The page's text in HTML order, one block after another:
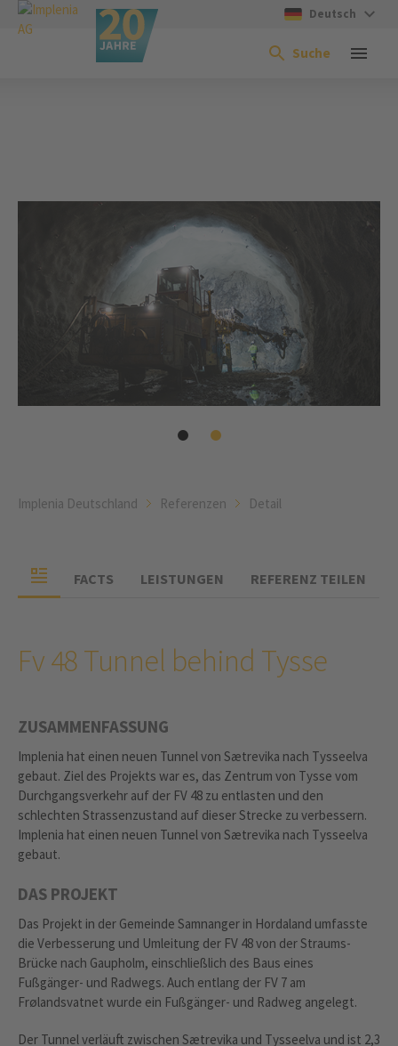
Deutsch
Suche
Implenia Deutschland Referenzen Detail
FACTS LEISTUNGEN REFERENZ TEILEN
Fv 48 Tunnel behind Tysse
ZUSAMMENFASSUNG
Implenia hat einen neuen Tunnel von Sætrevika nach Tysseelva
gebaut. Ziel des Projekts war es, das Zentrum von Tysse vom
Durchgangsverkehr auf der FV 48 zu entlasten und den
schlechten Strassenzustand auf dieser Strecke zu verbessern.
Implenia hat einen neuen Tunnel von Sætrevika nach Tysseelva
gebaut.
DAS PROJEKT
Das Projekt in der Gemeinde Samnanger in Hordaland umfasste
die Verbesserung und Umleitung der FV 48 von der Straums-
Brücke nach Gaupholm, einschließlich des Baus eines
Fußgänger- und Radwegs. Auch entlang der FV 7 am
Frølandsvatnet wurde ein Fußgänger- und Radweg angelegt.
Der Tunnel verläuft zwischen Sætrevika und Tysseelva und ist 2,3